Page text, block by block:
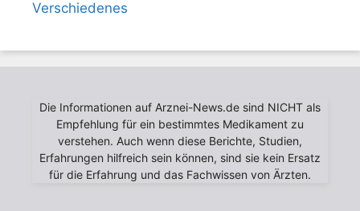
Verschiedenes
Die Informationen auf Arznei-News.de sind NICHT als
Empfehlung für ein bestimmtes Medikament zu
verstehen. Auch wenn diese Berichte, Studien,
Erfahrungen hilfreich sein können, sind sie kein Ersatz
für die Erfahrung und das Fachwissen von Ärzten.